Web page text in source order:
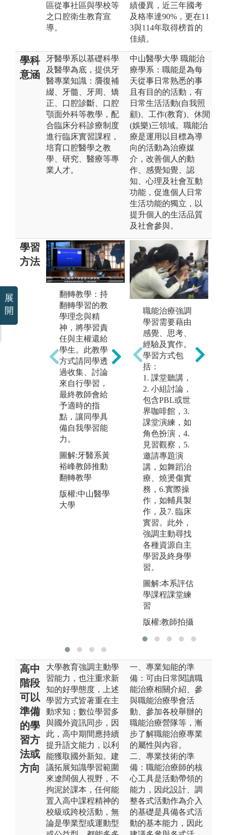
區從事社區與學校等
之口腔衛生教育宣
導。
績優異，近三年國考
及格率達90%，更在11
3與114年取得榜首的
佳績。
學科
意涵
牙醫學系以基礎科學
及醫學為底，提供牙
醫專業知識：贗復補
綴、牙髓、牙周、矯
正、口腔診斷、口腔
顎面外科等教學，配
合臨床分科診療制度
進行臨床實習課程，
培育口腔醫學之教
學、研究、醫療等專
業人才。
中山醫學大學 職能治
療學系：職能是為每
天從事日常熟悉的事
且有目的的活動，有
日常生活活動(自我照
顧)、工作(教育)、休閒
(娛樂)三領域。職能治
療是運用以目標為導
向的活動為治療媒
介，改善個人的動
作、感覺知覺、認
知、心理及社會互動
功能，促進個人日常
生活功能的獨立，以
提升個人的生活品質
及社會參與。
學習
方法
翻轉教學：持
翻轉學習的教
學理念與精
神，將學習責
任與主權還給
學生。此教學
方式請同學透
過收集、討論
來自行學習，
最終教師會給
予適時的指
點，讓同學具
備自我學習能
力。
圖解:牙醫系黃
裕峰教師推動
翻轉教學
版權:中山醫學
大學
學思達教學
法：另種翻轉
教學模式，訓
練學生自學、
思考、表達的
能力。授課方
式除了在雲端
沐課系統建置
課堂教學影片
與相關參考資
料及影片之
外，教師也能
自行編寫學思
達講義，課堂
中結合Zuvio系
統，學生經由
Zuvio系統作
答，其統計結
果，教師就能
掌握學生學習
狀況，透過檢
討題目，以追
問的方式來加
深學生對重要
概念。
圖解:學思達教
學說明
版權:牙醫系余
權航教師推動
職能治療強調
學習需要藉由
感覺、思考、
經驗及實作。
學習方式包
括：
1. 課堂聽講，
2. 小組討論，
包含PBL或世
界咖啡館，3.
課堂演練，如
角色扮演，4.
見習觀察，5.
邀請專題演
講，如舞蹈治
療、燒燙傷實
務，6.實際操
作，如輔具製
作，及7. 臨床
實習。此外，
強調主動尋找
各種資源自主
學習及終身學
習。
圖解:本系評估
學課程課堂練
習
版權:教師拍攝
高中
階段
可以
準備
的學
習方
法或
方向
大學教育強調主動學
習能力，也注重求新
知的好學態度，上述
學習方式皆著重在主
動求知；數位學習多
與國外資訊同步，因
此，高中期間應持續
提升語文能力，以利
能獲取國外新知。建
議拓展知識學習範圍
來遼闊個人視野，不
拘泥於課本，任何能
置入高中課程精神的
校級或跨校活動，無
論是學業型或運動型
一、專業知能的準
備：可由日常閱讀職
能治療相關介紹、參
與職能治療學會活
動、參加各校舉辦的
職能治療營隊等，漸
步了解職能治療專業
的屬性與內容。
二、專業技術的準
備：職能治療師的核
心工具是活動帶領的
能力，因此設計、調
整各式活動作為介入
的基礎是具備各式活
動的基本能力，因此
展
開